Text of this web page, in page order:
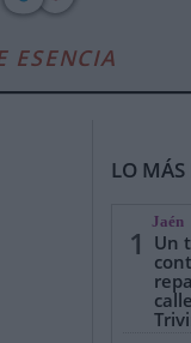
ESENCIA
Jaén,
LO MÁS
1
Jaén
Un